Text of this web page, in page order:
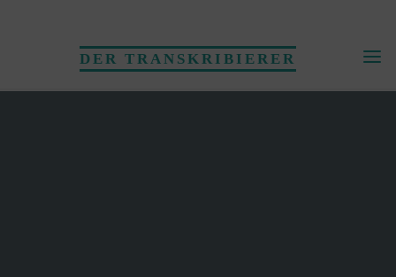
DER TRANSKRIBIERER